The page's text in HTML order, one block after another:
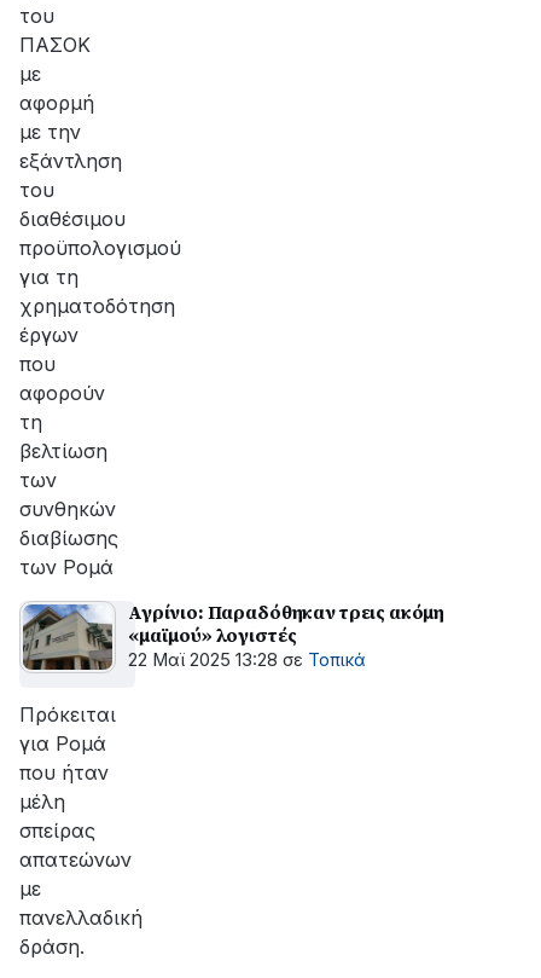
του
ΠΑΣΟΚ
με
αφορμή
με την
εξάντληση
του
διαθέσιμου
προϋπολογισμού
για τη
χρηματοδότηση
έργων
που
αφορούν
τη
βελτίωση
των
συνθηκών
διαβίωσης
των Ρομά
Αγρίνιο: Παραδόθηκαν τρεις ακόμη
«μαϊμού» λογιστές
22 Μαϊ 2025 13:28 σε Τοπικά
Πρόκειται
για Ρομά
που ήταν
μέλη
σπείρας
απατεώνων
με
πανελλαδική
δράση.